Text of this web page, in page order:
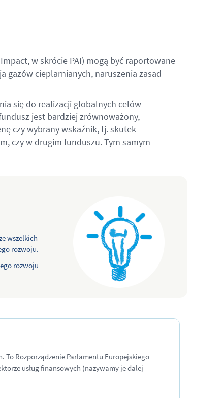
w skrócie PAI) mogą być raportowane
gazów cieplarnianych, naruszenia zasad
się do realizacji globalnych celów
jest bardziej zrównoważony,
czy wybrany wskaźnik, tj. skutek
czy w drugim funduszu. Tym samym
wszelkich
rozwoju.
rozwoju
Rozporządzenie Parlamentu Europejskiego
usług finansowych (nazywamy je dalej